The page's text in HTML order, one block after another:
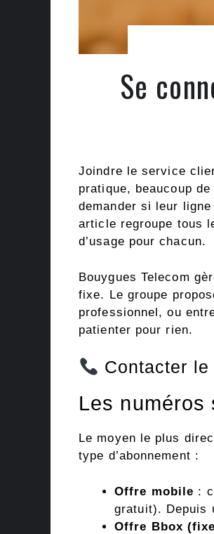
Se
Joindre le service
pratique, beaucoup
demander si leur
article regroupe tous
d’usage pour chacun.
Bouygues Telecom
fixe. Le groupe
professionnel, ou
patienter pour rien.
Contacter
Les numéros
Le moyen le plus
type d’abonnement :
Offre mobile :
gratuit). Depuis
Offre Bbox